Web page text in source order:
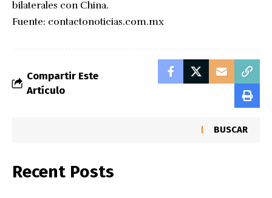
bilaterales con China.
Fuente: contactonoticias.com.mx
Compartir Este
Artículo
BUSCAR
Recent Posts